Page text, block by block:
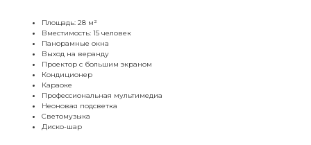
Площадь: 28 м²
Вместимость: 15 человек
Панорамные окна
Выход на веранду
Проектор с большим экраном
Кондиционер
Караоке
Профессиональная мультимедиа
Неоновая подсветка
Светомузыка
Диско-шар